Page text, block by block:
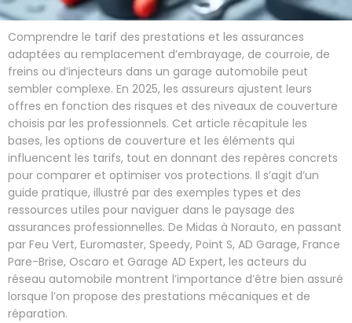
Comprendre le tarif des prestations et les assurances
adaptées au remplacement d’embrayage, de courroie, de
freins ou d’injecteurs dans un garage automobile peut
sembler complexe. En 2025, les assureurs ajustent leurs
offres en fonction des risques et des niveaux de couverture
choisis par les professionnels. Cet article récapitule les
bases, les options de couverture et les éléments qui
influencent les tarifs, tout en donnant des repères concrets
pour comparer et optimiser vos protections. Il s’agit d’un
guide pratique, illustré par des exemples types et des
ressources utiles pour naviguer dans le paysage des
assurances professionnelles. De Midas à Norauto, en passant
par Feu Vert, Euromaster, Speedy, Point S, AD Garage, France
Pare-Brise, Oscaro et Garage AD Expert, les acteurs du
réseau automobile montrent l’importance d’être bien assuré
lorsque l’on propose des prestations mécaniques et de
réparation.